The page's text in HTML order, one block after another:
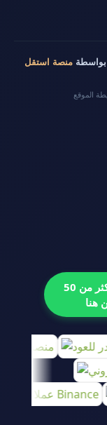
منصة استقل
الموقع
ضع إعلانك هنا وعلى كل مواقعنا أكثر من 50
هنا